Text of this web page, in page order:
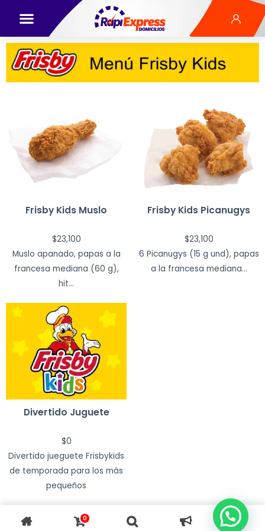
Frisby Kids Muslo
$23,100
Muslo apanado, papas a la
francesa mediana (60 g),
hit...
Frisby Kids Picanugys
$23,100
6 Picanugys (15 g und), papas
a la francesa mediana...
Divertido Juguete
$0
Divertido jueguete Frisbykids
de temporada para los más
pequeños
0